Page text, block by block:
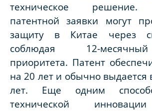
техническое решение.
патентной заявки могут
защиту в Китае через
соблюдая 12-
приоритета. Патент
на 20 лет и обычно выдается
лет. Еще одним
технической